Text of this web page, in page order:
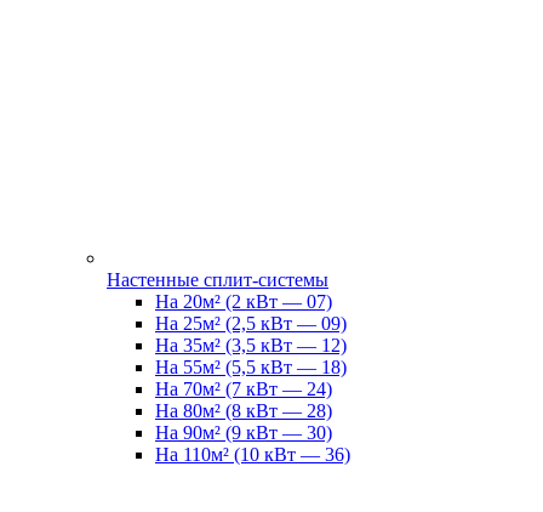
Настенные сплит-системы
На 20м² (2 кВт — 07)
На 25м² (2,5 кВт — 09)
На 35м² (3,5 кВт — 12)
На 55м² (5,5 кВт — 18)
На 70м² (7 кВт — 24)
На 80м² (8 кВт — 28)
На 90м² (9 кВт — 30)
На 110м² (10 кВт — 36)